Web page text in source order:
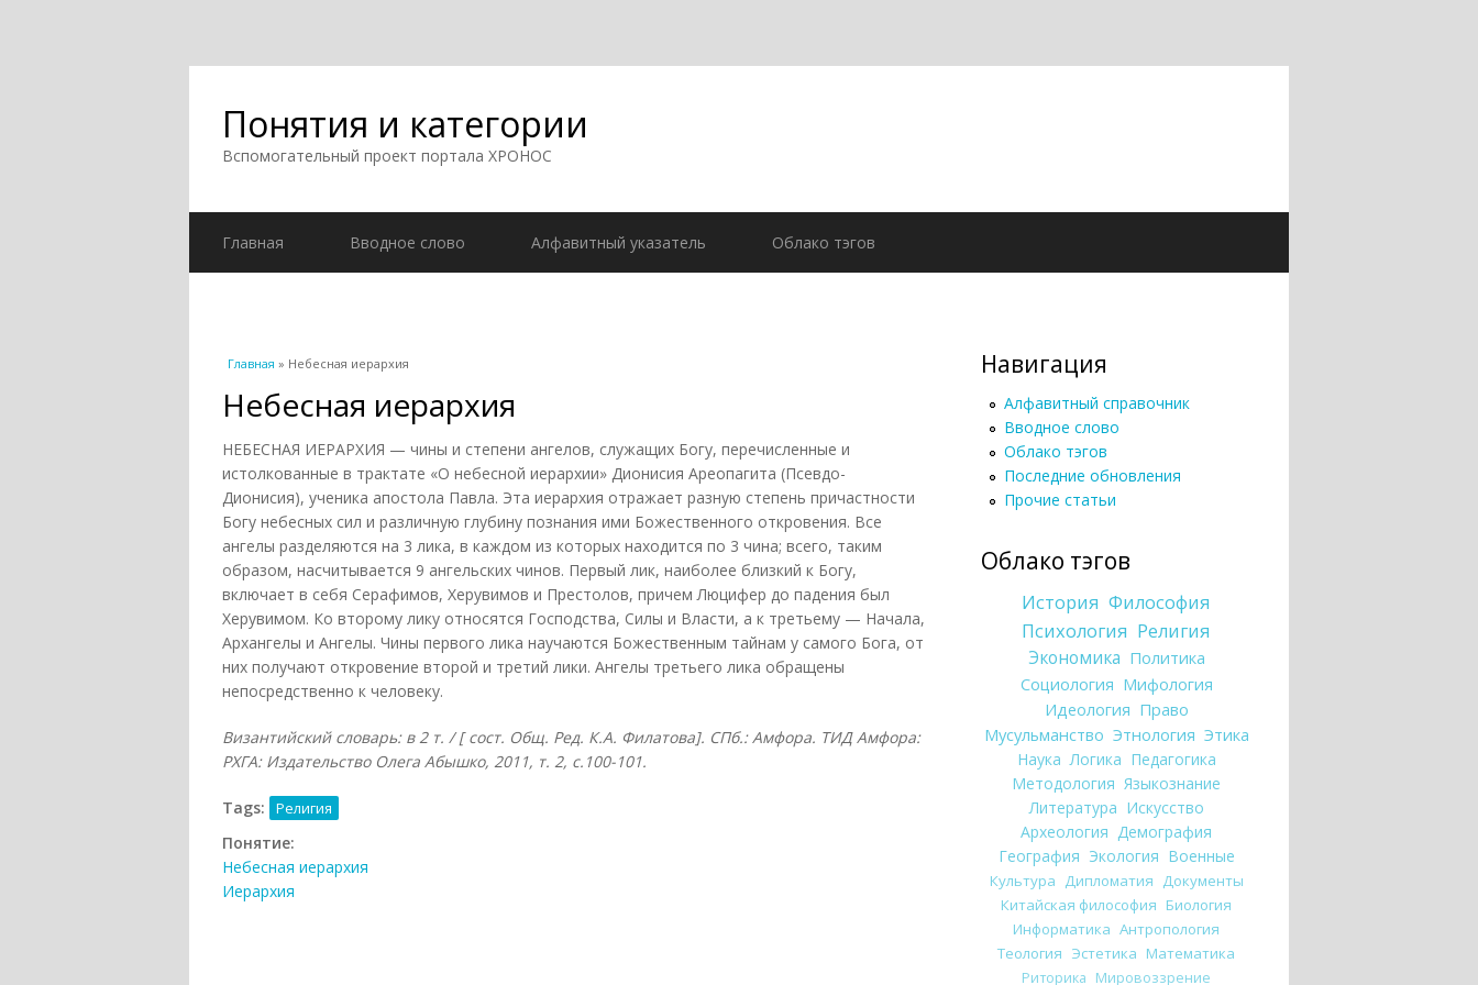
Понятия и категории
Вспомогательный проект портала ХРОНОС
Главная Вводное слово Алфавитный указатель Облако тэгов
Вы здесь
Главная » Небесная иерархия
Небесная иерархия
НЕБЕСНАЯ ИЕРАРХИЯ — чины и степени ангелов, служащих Богу, перечисленные и
истолкованные в трактате «О небесной иерархии» Дионисия Ареопагита (Псевдо-
Дионисия), ученика апостола Павла. Эта иерархия отражает разную степень причастности
Богу небесных сил и различную глубину познания ими Божественного откровения. Все
ангелы разделяются на 3 лика, в каждом из которых находится по 3 чина; всего, таким
образом, насчитывается 9 ангельских чинов. Первый лик, наиболее близкий к Богу,
включает в себя Серафимов, Херувимов и Престолов, причем Люцифер до падения был
Херувимом. Ко второму лику относятся Господства, Силы и Власти, а к третьему — Начала,
Архангелы и Ангелы. Чины первого лика научаются Божественным тайнам у самого Бога, от
них получают откровение второй и третий лики. Ангелы третьего лика обращены
непосредственно к человеку.
Византийский словарь: в 2 т. / [ сост. Общ. Ред. К.А. Филатова]. СПб.: Амфора. ТИД Амфора:
РХГА: Издательство Олега Абышко, 2011, т. 2, с.100-101.
Tags: Религия
Понятие:
Небесная иерархия
Иерархия
Навигация
Алфавитный справочник
Вводное слово
Облако тэгов
Последние обновления
Прочие статьи
Облако тэгов
История Философия
Психология Религия
Экономика Политика
Социология Мифология
Идеология Право
Мусульманство Этнология Этика
Наука Логика Педагогика
Методология Языкознание
Литература Искусство
Археология Демография
География Экология Военные
Культура Дипломатия Документы
Китайская философия Биология
Информатика Антропология
Теология Эстетика Математика
Риторика Мировоззрение